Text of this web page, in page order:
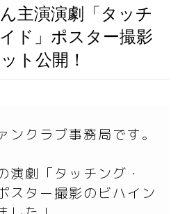
主演演劇「タッチ
ド」ポスター撮影
ト公開！
ンクラブ事務局です。
演劇「タッチング・
スター撮影のビハイン